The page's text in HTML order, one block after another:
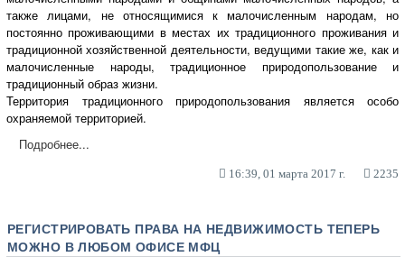
также лицами, не относящимися к малочисленным народам, но
постоянно проживающими в местах их традиционного проживания и
традиционной хозяйственной деятельности, ведущими такие же, как и
малочисленные народы, традиционное природопользование и
традиционный образ жизни.
Территория традиционного природопользования является особо
охраняемой территорией.
Подробнее...
16:39, 01 марта 2017 г. 2235
РЕГИСТРИРОВАТЬ ПРАВА НА НЕДВИЖИМОСТЬ ТЕПЕРЬ
МОЖНО В ЛЮБОМ ОФИСЕ МФЦ